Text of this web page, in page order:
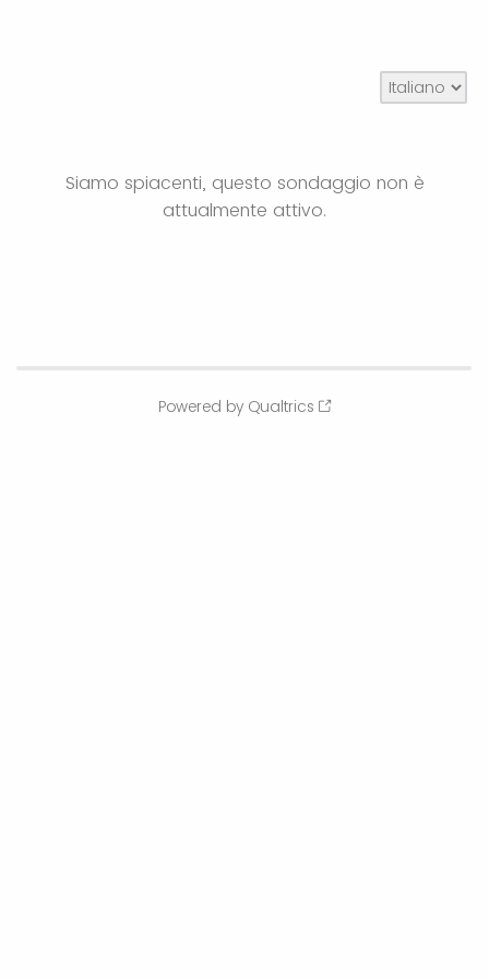
Siamo spiacenti, questo sondaggio non è
attualmente attivo.
Powered by Qualtrics